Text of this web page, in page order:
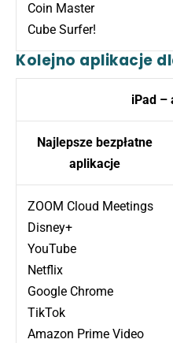
Coin Master
Cube Surfer!
Kolejno aplikacje
iPad –
Najlepsze bezpłatne
aplikacje
ZOOM Cloud Meetings
Disney+
YouTube
Netflix
Google Chrome
TikTok
Amazon Prime Video